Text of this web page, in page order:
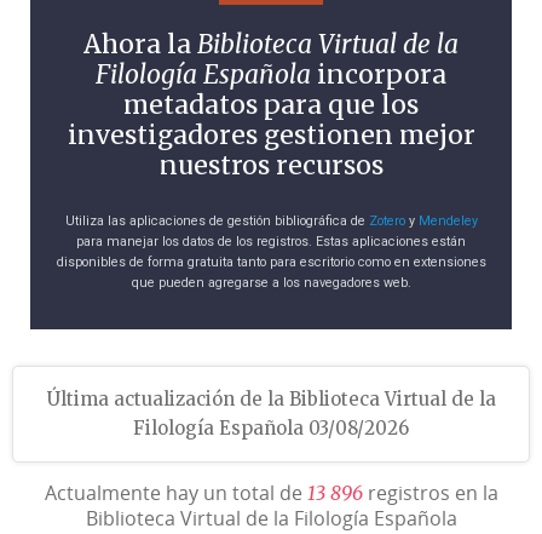
Ahora laBiblioteca Virtual de la
Filología Española incorpora
metadatos para que los
investigadores gestionen mejor
nuestros recursos
Utiliza las aplicaciones de gestión bibliográfica de Zoteroy Mendeley
para manejar los datos de los registros. Estas aplicaciones están
disponibles de forma gratuita tanto para escritorio como en extensiones
que pueden agregarse a los navegadores web.
Última actualización de la Biblioteca Virtual de la
Filología Española 03/08/2026
Actualmente hay un total de 13 896registros en la
Biblioteca Virtual de la Filología Española